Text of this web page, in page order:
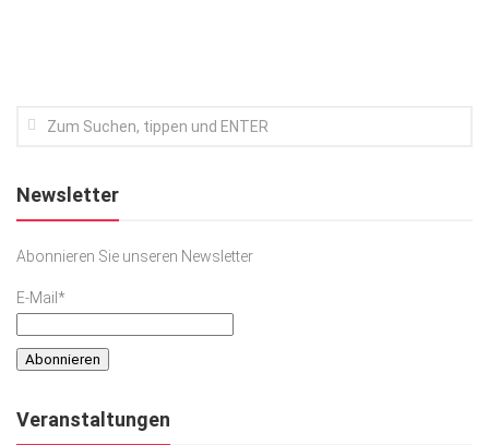
Top Branchen
Newsletter
Abonnieren Sie unseren Newsletter
E-Mail*
Veranstaltungen